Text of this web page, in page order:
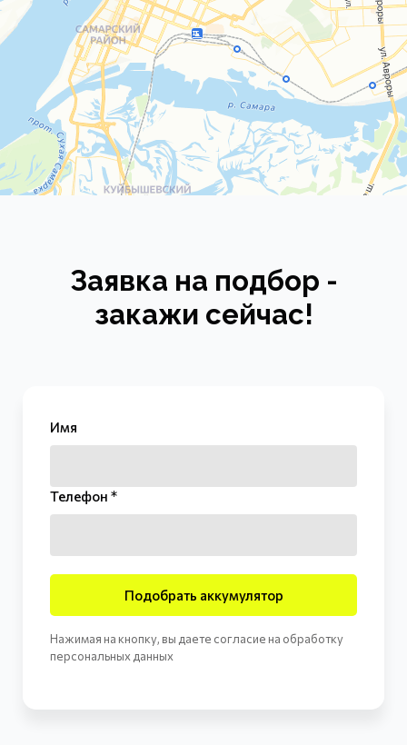
Заявка на подбор -
закажи сейчас!
Имя
Телефон *
Подобрать аккумулятор
Нажимая на кнопку, вы даете согласие на обработку
персональных данных